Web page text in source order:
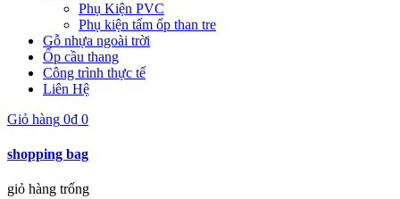
Phụ Kiện PVC
Phụ kiện tấm ốp than tre
Gỗ nhựa ngoài trời
Ốp cầu thang
Công trình thực tế
Liên Hệ
Giỏ hàng 0₫ 0
shopping bag
giỏ hàng trống